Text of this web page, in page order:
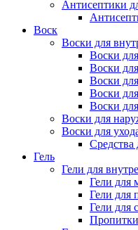
Антисептики
Воск
Воски для
Воски
Воски
Воски
Воски
Воски
Воски для
Воски для
Средства
Гель
Гели для
Гели для
Гели для
Гели для